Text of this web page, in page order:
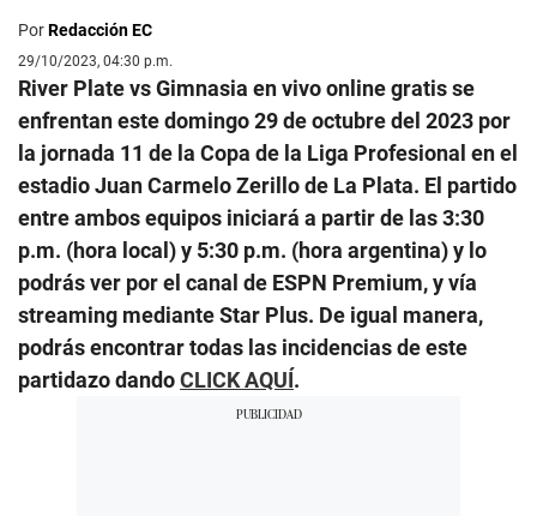
PorRedacción EC
29/10/2023, 04:30 p.m.
River Plate vs Gimnasia en vivo online gratis se
enfrentan este domingo 29 de octubre del 2023 por
la jornada 11 de la Copa de la Liga Profesional en el
estadio Juan Carmelo Zerillo de La Plata. El partido
entre ambos equipos iniciará a partir de las 3:30
p.m. (hora local) y 5:30 p.m. (hora argentina) y lo
podrás ver por el canal de ESPN Premium, y vía
streaming mediante Star Plus. De igual manera,
podrás encontrar todas las incidencias de este
partidazo dandoCLICK AQUÍ.